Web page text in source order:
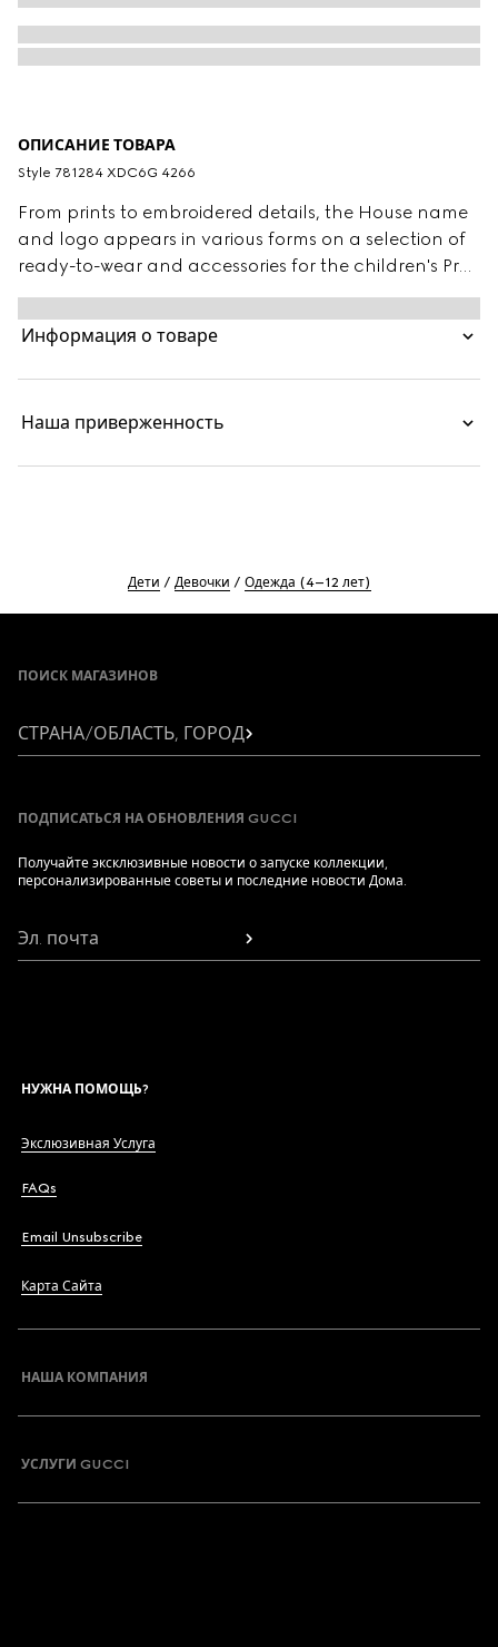
ОПИСАНИЕ ТОВАРА
Style ‎781284 XDC6G 4266
From prints to embroidered details, the House name
and logo appears in various forms on a selection of
ready-to-wear and accessories for the children's Pre-
Fall 2025 collection. This clean-cut skirt is presented
in GG denim jacquard and enriched with Gucci
engraved buttons.
Информация о товаре
Наша приверженность
Дети Девочки Одежда (4–12 лет)
ПОИСК МАГАЗИНОВ
СТРАНА/ОБЛАСТЬ, ГОРОД
ПОДПИСАТЬСЯ НА ОБНОВЛЕНИЯ GUCCI
Получайте эксклюзивные новости о запуске коллекции,
персонализированные советы и последние новости Дома.
Эл. почта
НУЖНА ПОМОЩЬ?
Экслюзивная Услуга
FAQs
Email Unsubscribe
Карта Сайта
НАША КОМПАНИЯ
УСЛУГИ GUCCI